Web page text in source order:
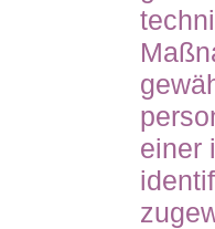
einer